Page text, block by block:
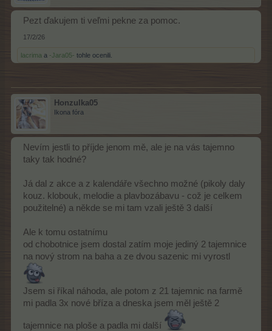
Pezt ďakujem ti veľmi pekne za pomoc.
17/2/26
lacrima a -Jara05- tohle ocenili.
Honzulka05
Ikona fóra
Nevím jestli to příjde jenom mě, ale je na vás tajemno
taky tak hodné?
Já dal z akce a z kalendáře všechno možné (pikoly daly
kouz. klobouk, melodie a plavbozábavu - což je celkem
použitelné) a někde se mi tam vzali ještě 3 další
Ale k tomu ostatnímu
od chobotnice jsem dostal zatím moje jediný 2 tajemnice
na nový strom na baha a ze dvou sazenic mi vyrostl
Jsem si říkal náhoda, ale potom z 21 tajemnic na farmě
mi padla 3x nové bříza a dneska jsem měl ještě 2
tajemnice na ploše a padla mi další